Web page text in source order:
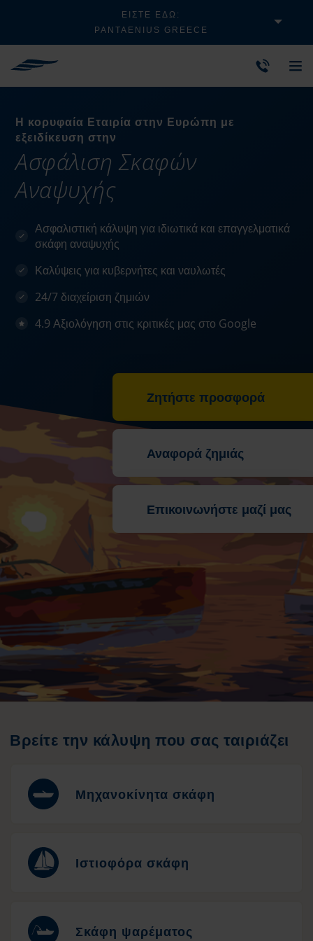
ΕΊΣΤΕ ΕΔΏ:
PANTAENIUS GREECE
Η κορυφαία Εταιρία στην Ευρώπη με
εξειδίκευση στην
Ασφάλιση Σκαφών
Αναψυχής
Ασφαλιστική κάλυψη για ιδιωτικά και επαγγελματικά
σκάφη αναψυχής
Καλύψεις για κυβερνήτες και ναυλωτές
24/7 διαχείριση ζημιών
4.9 Αξιολόγηση στις κριτικές μας στο Google
Ζητήστε προσφορά
Αναφορά ζημιάς
Επικοινωνήστε μαζί μας
Βρείτε την κάλυψη που σας ταιριάζει
Μηχανοκίνητα σκάφη
Ιστιοφόρα σκάφη
Σκάφη ψαρέματος